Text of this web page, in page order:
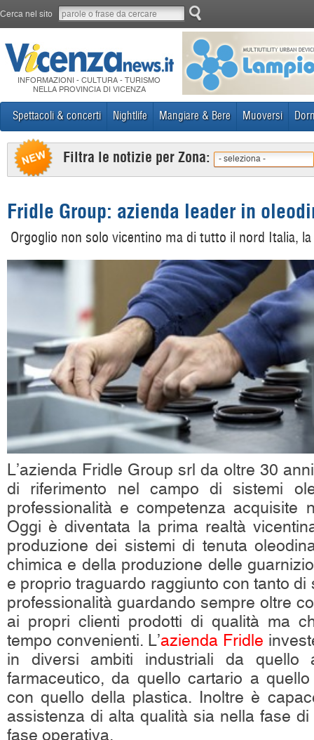
Cerca nel sito
INFORMAZIONI - CULTURA - TURISMO
NELLA PROVINCIA DI VICENZA
Spettacoli & concerti Nightlife Mangiare & Bere Muoversi
Filtra le notizie per Zona: - seleziona -
Fridle Group: azienda leader in
Orgoglio non solo vicentino ma di tutto il nord Italia,
L’azienda Fridle Group srl da oltre 30
di riferimento nel campo di sistemi
professionalità e competenza acquisite
Oggi è diventata la prima realtà
produzione dei sistemi di tenuta
chimica e della produzione delle
e proprio traguardo raggiunto con tanto
professionalità guardando sempre oltre
ai propri clienti prodotti di qualità ma
tempo convenienti. L’azienda Fridle
in diversi ambiti industriali da quello
farmaceutico, da quello cartario a
con quello della plastica. Inoltre è
assistenza di alta qualità sia nella fase
fase operativa.